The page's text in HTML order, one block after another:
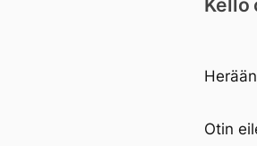
Kello
Otin